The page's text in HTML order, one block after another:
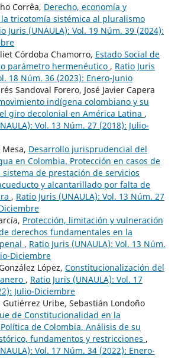
Corrêa, Derecho, economía y
tricotomía sistémica al pluralismo
Juris (UNAULA): Vol. 19 Núm. 39 (2024):
Córdoba Chamorro, Estado Social de
parámetro hermenéutico , Ratio Juris
18 Núm. 36 (2023): Enero-Junio
Sandoval Forero, José Javier Capera
indígena colombiano y su
giro decolonial en América Latina ,
Vol. 13 Núm. 27 (2018): Julio-
Desarrollo jurisprudencial del
en Colombia. Protección en casos de
de prestación de servicios
y alcantarillado por falta de
, Ratio Juris (UNAULA): Vol. 13 Núm. 27
Protección, limitación y vulneración
derechos fundamentales en la
, Ratio Juris (UNAULA): Vol. 13 Núm.
Diciembre
López, Constitucionalización del
, Ratio Juris (UNAULA): Vol. 17
Julio-Diciembre
Gutiérrez Uribe, Sebastián Londoño
de Constitucionalidad en la
de Colombia. Análisis de su
fundamentos y restricciones ,
Vol. 17 Núm. 34 (2022): Enero-